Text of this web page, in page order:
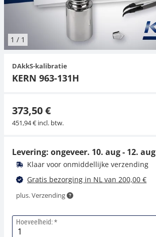
1 / 1
DAkkS-kalibratie
KERN 963-131H
373,50 €
451,94 € incl. btw.
Levering: ongeveer. 10. aug - 12. aug
Klaar voor onmiddellijke verzending
Gratis bezorging in NL van 200,00 €
plus. Verzending
Hoeveelheid:
Hangende weegschalen
Kraanweegschalen
Spannings- en compressiebelastingcellen
Trekapparaten
Externe verlichting
Toepassingen voor experts
Universele toepassingen
Kleurmeting